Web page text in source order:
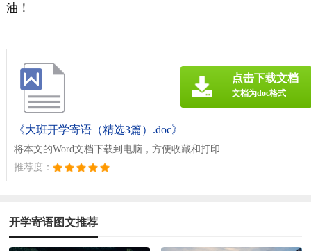
油！
《大班开学寄语（精选3篇）.doc》
将本文的Word文档下载到电脑，方便收藏和打印
推荐度：
点击下载文档
文档为doc格式
开学寄语图文推荐